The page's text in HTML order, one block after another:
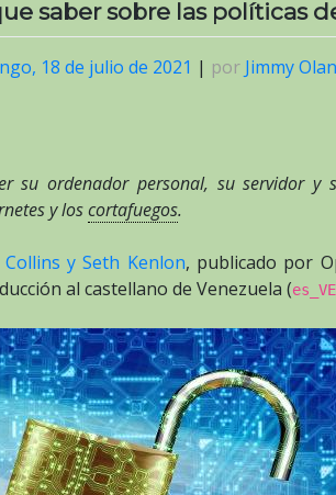
saber sobre las políticas
18 de julio de 2021 | por Jimmy
su ordenador personal, su servidor y
y loscortafuegos.
Collins y Seth Kenlon, publicado por
al castellano de Venezuela (es_VE